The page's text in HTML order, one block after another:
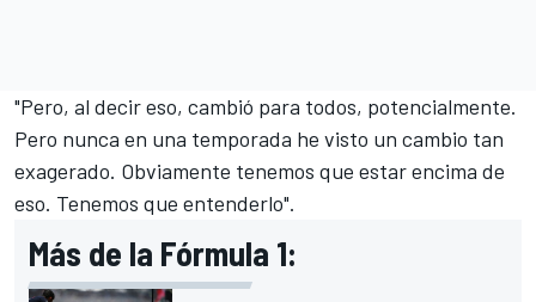
"Pero, al decir eso, cambió para todos, potencialmente.
Pero nunca en una temporada he visto un cambio tan
exagerado. Obviamente tenemos que estar encima de
eso. Tenemos que entenderlo".
Más de la Fórmula 1: